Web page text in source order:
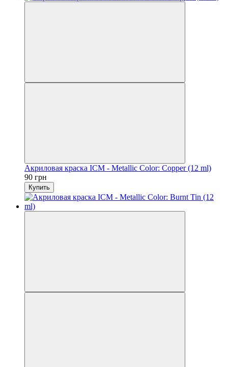
Акриловая краска ICM - Metallic Color: Copper (12 ml)
90 грн
Купить